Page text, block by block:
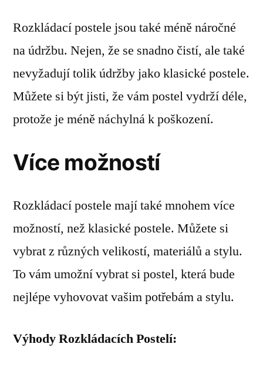
Rozkládací postele jsou také méně náročné
na údržbu. Nejen, že se snadno čistí, ale také
nevyžadují tolik údržby jako klasické postele.
Můžete si být jisti, že vám postel vydrží déle,
protože je méně náchylná k poškození.
Více možností
Rozkládací postele mají také mnohem více
možností, než klasické postele. Můžete si
vybrat z různých velikostí, materiálů a stylu.
To vám umožní vybrat si postel, která bude
nejlépe vyhovovat vašim potřebám a stylu.
Výhody Rozkládacích Postelí: